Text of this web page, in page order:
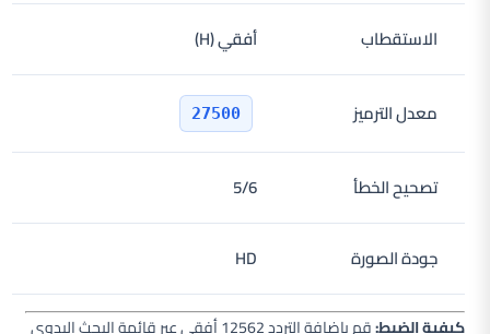
الاستقطاب أفقي (H)
معدل الترميز 27500
تصحيح الخطأ 5/6
جودة الصورة HD
كيفية الضبط:
قم بإضافة التردد 12562 أفقي عبر قائمة البحث اليدوي